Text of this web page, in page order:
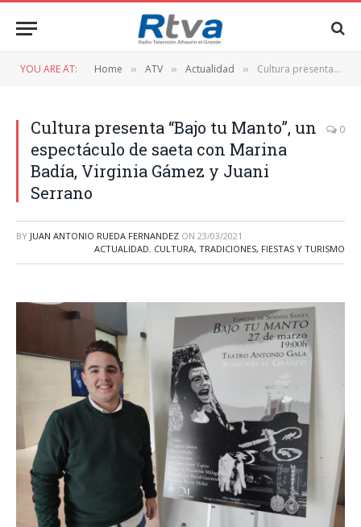
YOU ARE AT: Home » ATV » Actualidad » Cultura presenta “Bajo tu Manto”, un espectáculo de saeta con Marina Badía, Virginia Gámez y Juani Serrano
Cultura presenta “Bajo tu Manto”, un
espectáculo de saeta con Marina
Badía, Virginia Gámez y Juani
Serrano
0
BY JUAN ANTONIO RUEDA FERNANDEZ ON 23/03/2021
ACTUALIDAD, CULTURA, TRADICIONES, FIESTAS Y TURISMO